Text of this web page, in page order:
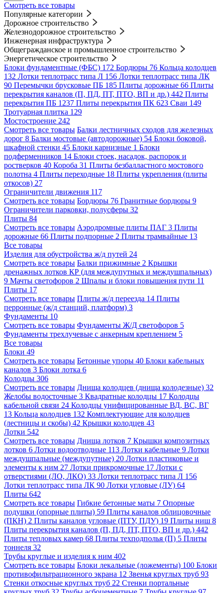
Смотреть все товары
Популярные категории
Дорожное строительство
Железнодорожное строительство
Инженерная инфраструктура
Общегражданское и промышленное строительство
Энергетическое строительство
Блоки фундаментные (ФБС) 172 Бордюры 76 Кольца колодцев
132 Лотки теплотрасс типа Л 156 Лотки теплотрасс типа ЛК
90 Перемычки брусковые ПБ 185 Плиты дорожные 66 Плиты
перекрытия каналов (П, ПД, ПТ, ПТО, ВП и др.) 442 Плиты
перекрытия ПБ 1237 Плиты перекрытия ПК 623 Сваи 149
Тротуарная плитка 129
Мостостроение 242
Смотреть все товары Балки лестничных сходов для железных
дорог 8 Балки мостовые (автодорожные) 54 Блоки боковой,
шкафной стенки 45 Блоки карнизные 1 Блоки
подферменников 14 Блоки стоек, насадок, распорок и
ростверков 40 Короба 31 Плиты безбалластного мостового
полотна 4 Плиты переходные 18 Плиты укрепления (плиты
откосов) 27
Ограничители движения 117
Смотреть все товары Бордюры 76 Гранитные бордюры 9
Ограничители парковки, полусферы 32
Плиты 84
Смотреть все товары Аэродромные плиты ПАГ 3 Плиты
дорожные 66 Плиты подпорные 2 Плиты трамвайные 13
Все товары
Изделия для обустройства ж/д путей 24
Смотреть все товары Балки прижимные 2 Крышки
дренажных лотков КР (для междупутных и междушпальных)
9 Мачты светофоров 2 Шпалы и блоки повышения пути 11
Плиты 17
Смотреть все товары Плиты ж/д переезда 14 Плиты
перронные (ж/д станций, платформ) 3
Фундаменты 10
Смотреть все товары Фундаменты Ж/Д светофоров 5
Фундаменты трехлучевые с анкерным креплением 5
Все товары
Блоки 49
Смотреть все товары Бетонные упоры 40 Блоки кабельных
каналов 3 Блоки лотка 6
Колодцы 306
Смотреть все товары Днища колодцев (днища колодезные) 32
Желобы водосточные 3 Квадратные колодцы 17 Колодцы
кабельной связи 24 Колодцы унифицированные ВД, ВС, ВГ
13 Кольца колодцев 132 Комплектующие для колодцев
(лестницы и скобы) 42 Крышки колодцев 43
Лотки 542
Смотреть все товары Днища лотков 7 Крышки композитных
лотков 6 Лотки водоотводные 113 Лотки кабельные 9 Лотки
междушпальные (междупутные) 20 Лотки пластиковые и
элементы к ним 27 Лотки прикромочные 17 Лотки с
отверстиями (ЛО, ЛКО) 33 Лотки теплотрасс типа Л 156
Лотки теплотрасс типа ЛК 90 Лотки угловые (ЛУ) 64
Плиты 642
Смотреть все товары Гибкие бетонные маты 7 Опорные
подушки (опорные плиты) 59 Плиты каналов облицовочные
(ПКН) 2 Плиты каналов угловые (ПТУ, ПДУ) 19 Плиты ниш 8
Плиты перекрытия каналов (П, ПД, ПТ, ПТО, ВП и др.) 442
Плиты тепловых камер 68 Плиты техподполья (П) 5 Плиты
тоннеля 32
Трубы круглые и изделия к ним 402
Смотреть все товары Блоки лекальные (ложементы) 100 Блоки
противофильтрационного экрана 12 Звенья круглых труб 93
Стенки откосные круглых труб 22 Стенки портальные